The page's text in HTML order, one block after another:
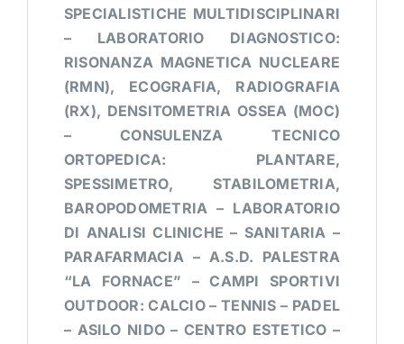
SPECIALISTICHE MULTIDISCIPLINARI
– LABORATORIO DIAGNOSTICO:
RISONANZA MAGNETICA NUCLEARE
(RMN), ECOGRAFIA, RADIOGRAFIA
(RX), DENSITOMETRIA OSSEA (MOC)
–CONSULENZA TECNICO
ORTOPEDICA: PLANTARE,
SPESSIMETRO, STABILOMETRIA,
BAROPODOMETRIA – LABORATORIO
DI ANALISI CLINICHE – SANITARIA –
PARAFARMACIA – A.S.D. PALESTRA
“LA FORNACE” –CAMPI SPORTIVI
OUTDOOR: CALCIO – TENNIS – PADEL
– ASILO NIDO – CENTRO ESTETICO –